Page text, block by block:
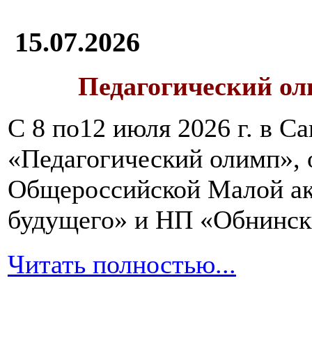
15.07.2026
Педагогический
С 8 по12 июля 2026 г. в
«Педагогический олимп»,
Общероссийской Малой
будущего» и НП
Читать полностью...